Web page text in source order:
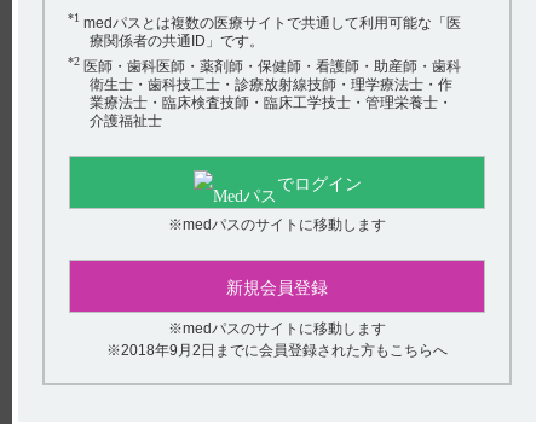
【関連情報】
301試験CoreStudyに組み入れられた患者の年齢は以下の通りで
す。（引用4）
※治験薬が割り付けられ、かつ投与された被験者の集団とし
以上有する被験者集団を用いた。ベースラインからの変化量の
算出には、当該ベースラインデータを有する被験者集団を用い
た。なお、本解析対象集団は、as-treatedの原則に基づき、全て
の安全性解析に用いた。
※※年齢はインフォームドコンセントの日付で算出した。
【引用】
1）レケンビ点滴静注200mg・500mg電子添文 2024年6月改訂
（第3版）
www.mhlw.go.jp/stf/seisakunitsuite/bunya/kenkou_iryou/kenkou/kek
*1 medパスとは複数の医療サイトで共通して利用可能な「医
療関係者の共通ID」です。
*2 医師・歯科医師・薬剤師・保健師・看護師・助産師・歯科
衛生士・歯科技工士・診療放射線技師・理学療法士・作
業療法士・臨床検査技師・臨床工学技士・管理栄養士・
介護福祉士
でログイン
※medパスのサイトに移動します
新規会員登録
※medパスのサイトに移動します
※2018年9月2日までに会員登録された方もこちらへ